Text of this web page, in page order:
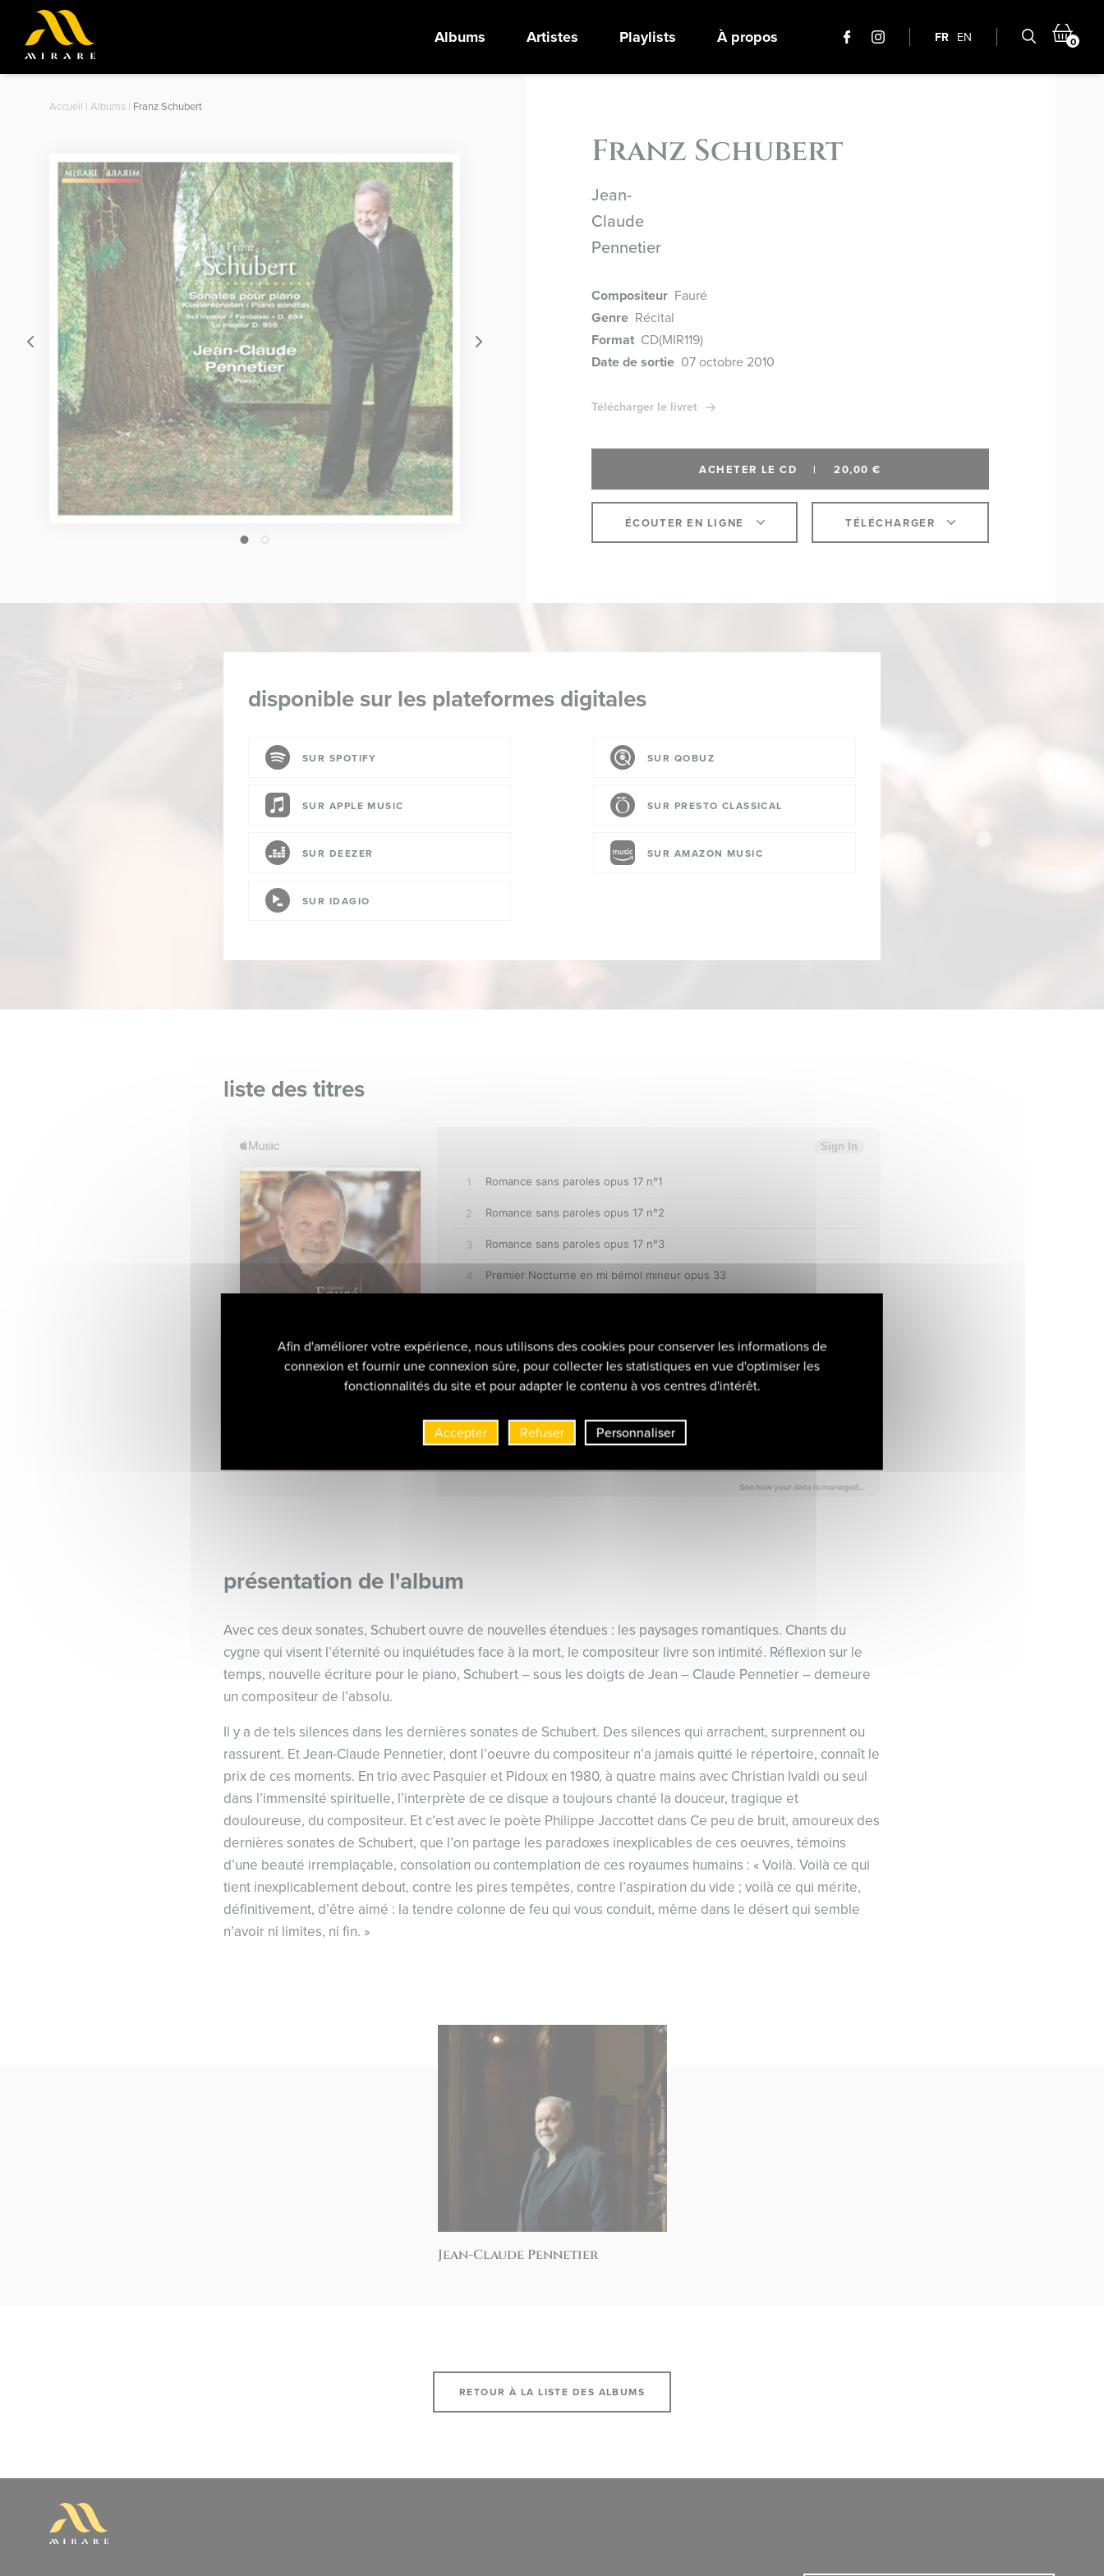
Albums Artistes Playlists À propos FR EN 0
Accueil | Albums | Franz Schubert
1
Franz Schubert
Jean-
Claude
Pennetier
Compositeur Fauré
Genre Récital
Format CD(MIR119)
Date de sortie 07 octobre 2010
Télécharger le livret
ACHETER LE CD | 20,00 €
ÉCOUTER EN LIGNE TÉLÉCHARGER
disponible sur les plateformes digitales
SUR SPOTIFY
SUR APPLE MUSIC
SUR DEEZER
SUR IDAGIO
SUR QOBUZ
SUR PRESTO CLASSICAL
SUR AMAZON MUSIC
liste des titres
présentation de l'album
Avec ces deux sonates, Schubert ouvre de nouvelles étendues : les paysages romantiques. Chants du
cygne qui visent l’éternité ou inquiétudes face à la mort, le compositeur livre son intimité. Réflexion sur le
temps, nouvelle écriture pour le piano, Schubert – sous les doigts de Jean – Claude Pennetier – demeure
un compositeur de l’absolu.
Il y a de tels silences dans les dernières sonates de Schubert. Des silences qui arrachent, surprennent ou
rassurent. Et Jean-Claude Pennetier, dont l’oeuvre du compositeur n’a jamais quitté le répertoire, connaît le
prix de ces moments. En trio avec Pasquier et Pidoux en 1980, à quatre mains avec Christian Ivaldi ou seul
dans l’immensité spirituelle, l’interprète de ce disque a toujours chanté la douceur, tragique et
douloureuse, du compositeur. Et c’est avec le poète Philippe Jaccottet dans Ce peu de bruit, amoureux des
dernières sonates de Schubert, que l’on partage les paradoxes inexplicables de ces oeuvres, témoins
d’une beauté irremplaçable, consolation ou contemplation de ces royaumes humains : « Voilà. Voilà ce qui
tient inexplicablement debout, contre les pires tempêtes, contre l’aspiration du vide ; voilà ce qui mérite,
définitivement, d’être aimé : la tendre colonne de feu qui vous conduit, même dans le désert qui semble
n’avoir ni limites, ni fin. »
Jean-Claude Pennetier
RETOUR À LA LISTE DES ALBUMS
Afin d'améliorer votre expérience, nous utilisons des cookies pour conserver les informations de
connexion et fournir une connexion sûre, pour collecter les statistiques en vue d'optimiser les
fonctionnalités du site et pour adapter le contenu à vos centres d'intérêt.
Accepter Refuser Personnaliser